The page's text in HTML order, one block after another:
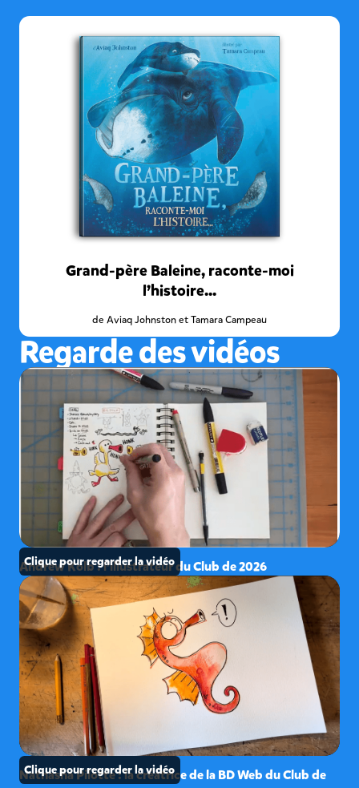
Grand-père Baleine, raconte-moi
l’histoire...
de Aviaq Johnston et Tamara Campeau
Regarde des vidéos
Clique pour regarder la vidéo
Andrew Kolb : l’illustrateur du Club de 2026
Clique pour regarder la vidéo
Nathasha Pilotte : la créatrice de la BD Web du Club de